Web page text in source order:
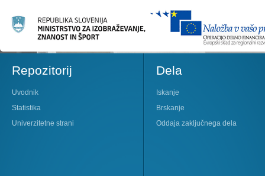
Repozitorij
Uvodnik
Statistika
Univerzitetne strani
Dela
Iskanje
Brskanje
Oddaja zaključnega dela